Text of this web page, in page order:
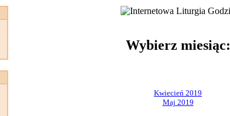
Wybierz miesiąc:
Kwiecień 2019
Maj 2019